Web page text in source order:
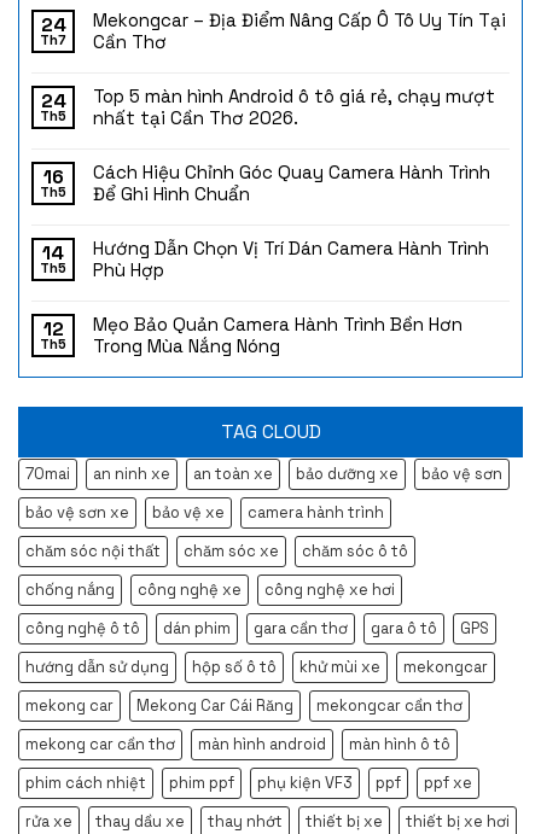
24
Th7
Mekongcar – Địa Điểm Nâng Cấp Ô Tô Uy Tín Tại
Cần Thơ
24
Th5
Top 5 màn hình Android ô tô giá rẻ, chạy mượt
nhất tại Cần Thơ 2026.
16
Th5
Cách Hiệu Chỉnh Góc Quay Camera Hành Trình
Để Ghi Hình Chuẩn
14
Th5
Hướng Dẫn Chọn Vị Trí Dán Camera Hành Trình
Phù Hợp
12
Th5
Mẹo Bảo Quản Camera Hành Trình Bền Hơn
Trong Mùa Nắng Nóng
TAG CLOUD
70mai an ninh xe an toàn xe bảo dưỡng xe
bảo vệ sơn
bảo vệ sơn xe
bảo vệ xe
camera hành trình
chăm sóc nội thất
chăm sóc xe
chăm sóc ô tô
chống nắng
công nghệ xe
công nghệ xe hơi
công nghệ ô tô
dán phim gara cần thơ gara ô tô
GPS
hướng dẫn sử dụng
hộp số ô tô khử mùi xe
mekongcar
mekong car
Mekong Car Cái Răng
mekongcar cần thơ
mekong car cần thơ
màn hình android
màn hình ô tô
phim cách nhiệt
phim ppf phụ kiện VF3 ppf
ppf xe
rửa xe
thay dầu xe thay nhớt thiết bị xe
thiết bị xe hơi